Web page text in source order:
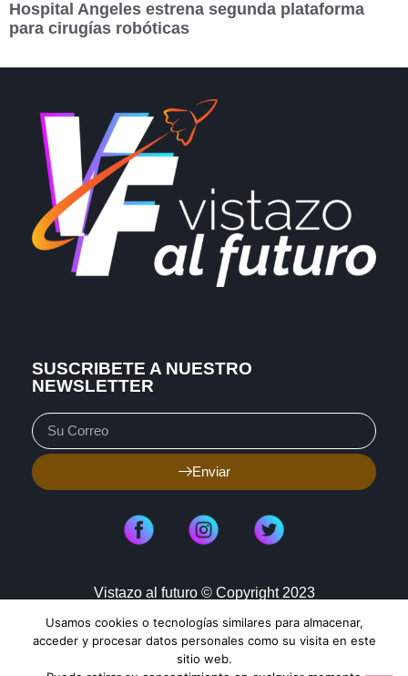
Hospital Angeles estrena segunda plataforma
para cirugías robóticas
SUSCRIBETE A NUESTRO
NEWSLETTER
Enviar
Vistazo al futuro © Copyright 2023
Aviso de Privacidad
Política de Cookies
Mapa de Sitio
Usamos cookies o tecnologías similares para almacenar,
acceder y procesar datos personales como su visita en este
sitio web.